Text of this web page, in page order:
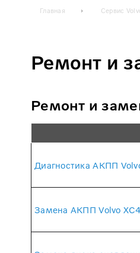
Главная Сервис
Ремонт и
Ремонт и
Диагностика АКПП
Замена АКПП Volvo